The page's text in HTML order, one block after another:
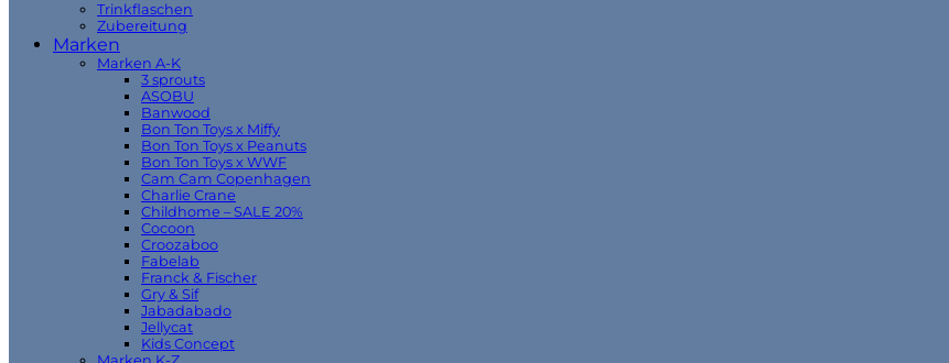
Trinkflaschen
Zubereitung
Marken
Marken A-K
3 sprouts
ASOBU
Banwood
Bon Ton Toys x Miffy
Bon Ton Toys x Peanuts
Bon Ton Toys x WWF
Cam Cam Copenhagen
Charlie Crane
Childhome – SALE 20%
Cocoon
Croozaboo
Fabelab
Franck & Fischer
Gry & Sif
Jabadabado
Jellycat
Kids Concept